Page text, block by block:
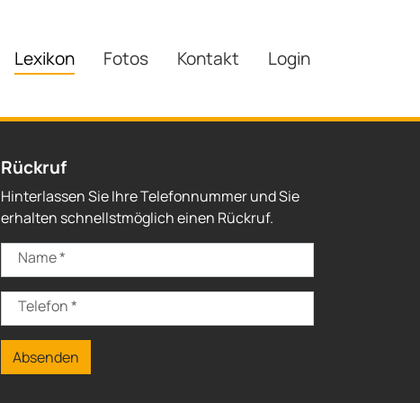
Lexikon Fotos Kontakt Login
Rückruf
Hinterlassen Sie Ihre Telefonnummer und Sie
erhalten schnellstmöglich einen Rückruf.
Name*
Telefon*
Absenden